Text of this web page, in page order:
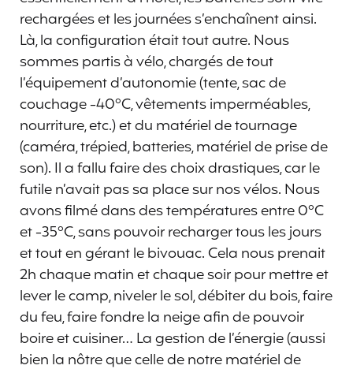
rechargées et les journées s’enchaînent ainsi.
Là, la configuration était tout autre. Nous
sommes partis à vélo, chargés de tout
l’équipement d’autonomie (tente, sac de
couchage -40°C, vêtements imperméables,
nourriture, etc.) et du matériel de tournage
(caméra, trépied, batteries, matériel de prise de
son). Il a fallu faire des choix drastiques, car le
futile n’avait pas sa place sur nos vélos. Nous
avons filmé dans des températures entre 0°C
et -35°C, sans pouvoir recharger tous les jours
et tout en gérant le bivouac. Cela nous prenait
2h chaque matin et chaque soir pour mettre et
lever le camp, niveler le sol, débiter du bois, faire
du feu, faire fondre la neige afin de pouvoir
boire et cuisiner… La gestion de l’énergie (aussi
bien la nôtre que celle de notre matériel de